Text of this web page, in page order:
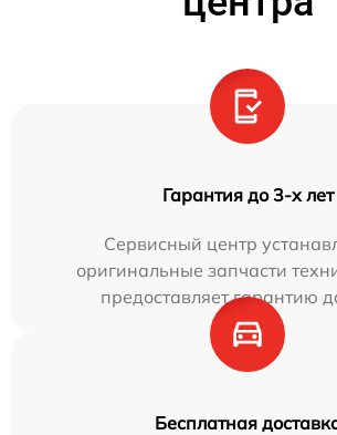
Гарантия до 3-х лет
Сервисный центр
оригинальные запчасти
предоставляет гарантию
Бесплатная